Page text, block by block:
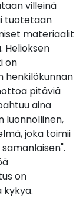
villeinä
tuotetaan
materiaalit
Helioksen
on
henkilökunnan
pitäviä
aina
luonnollinen,
joka toimii
on
kykyä.